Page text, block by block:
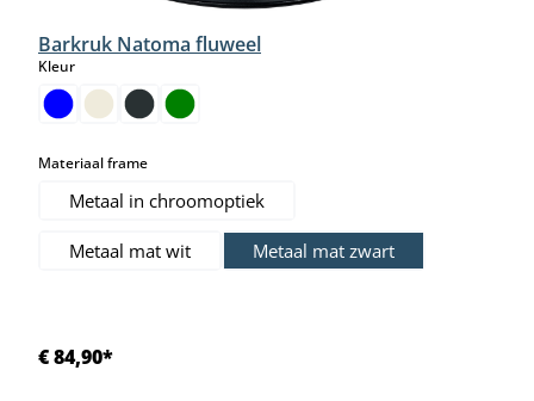
Barkruk Natoma fluweel
Kleurselect
Materiaal frameselect
Metaal in chroomoptiek
Metaal mat wit Metaal mat zwart
€ 84,90*